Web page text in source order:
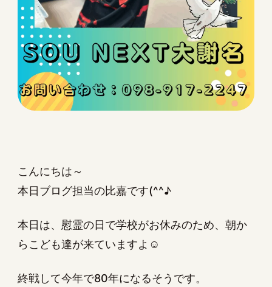
こんにちは～
本日ブログ担当の比嘉です(^^♪
本日は、慰霊の日で学校がお休みのため、朝か
らこども達が来ていますよ☺
終戦して今年で80年になるそうです。